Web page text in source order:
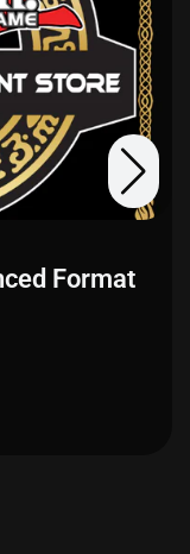
Format